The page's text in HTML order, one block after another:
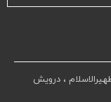
، درویش